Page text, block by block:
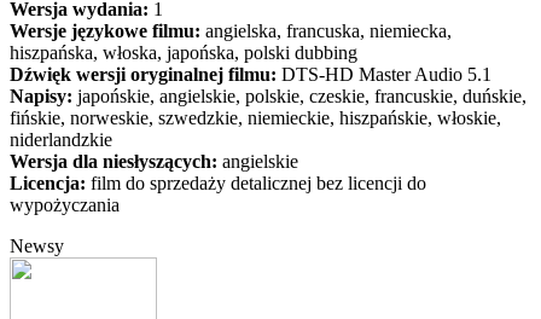
Wersja wydania: 1
Wersje językowe filmu: angielska, francuska, niemiecka,
hiszpańska, włoska, japońska, polski dubbing
Dźwięk wersji oryginalnej filmu: DTS-HD Master Audio 5.1
Napisy: japońskie, angielskie, polskie, czeskie, francuskie, duńskie,
fińskie, norweskie, szwedzkie, niemieckie, hiszpańskie, włoskie,
niderlandzkie
Wersja dla niesłyszących: angielskie
Licencja: film do sprzedaży detalicznej bez licencji do
wypożyczania
Newsy